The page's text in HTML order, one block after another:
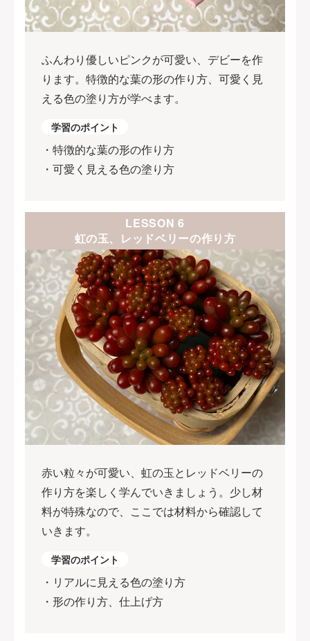
ふんわり優しいピンクが可愛い、デビーを作
ります。特徴的な葉の形の作り方、可愛く見
える色の塗り方が学べます。
学習のポイント
・特徴的な葉の形の作り方
・可愛く見える色の塗り方
LESSON 6
虹の玉、レッドベリーの作り方
赤い粒々が可愛い、虹の玉とレッドベリーの
作り方を楽しく学んでいきましょう。少し材
料が特殊なので、ここでは材料から確認して
いきます。
学習のポイント
・リアルに見える色の塗り方
・形の作り方、仕上げ方